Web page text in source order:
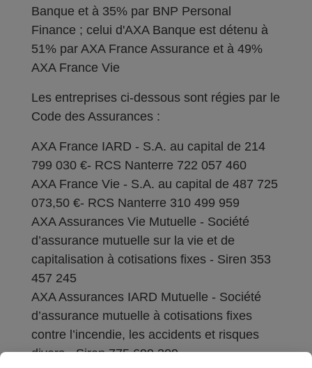
Banque et à 35% par BNP Personal
Finance ; celui d'AXA Banque est détenu à
51% par AXA France Assurance et à 49%
AXA France Vie
Les entreprises ci-dessous sont régies par le
Code des Assurances :
AXA France IARD - S.A. au capital de 214
799 030 €- RCS Nanterre 722 057 460
AXA France Vie - S.A. au capital de 487 725
073,50 €- RCS Nanterre 310 499 959
AXA Assurances Vie Mutuelle - Société
d’assurance mutuelle sur la vie et de
capitalisation à cotisations fixes - Siren 353
457 245
AXA Assurances IARD Mutuelle - Société
d’assurance mutuelle à cotisations fixes
contre l’incendie, les accidents et risques
divers - Siren 775 699 309